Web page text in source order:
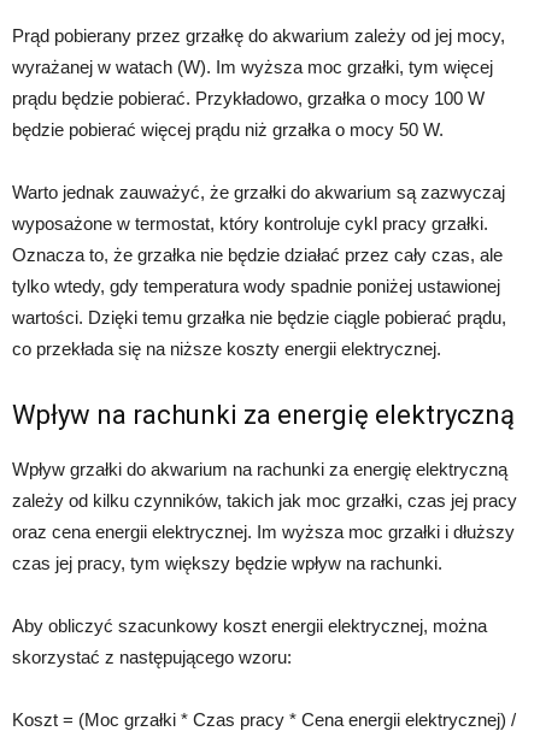
Prąd pobierany przez grzałkę do akwarium zależy od jej mocy,
wyrażanej w watach (W). Im wyższa moc grzałki, tym więcej
prądu będzie pobierać. Przykładowo, grzałka o mocy 100 W
będzie pobierać więcej prądu niż grzałka o mocy 50 W.
Warto jednak zauważyć, że grzałki do akwarium są zazwyczaj
wyposażone w termostat, który kontroluje cykl pracy grzałki.
Oznacza to, że grzałka nie będzie działać przez cały czas, ale
tylko wtedy, gdy temperatura wody spadnie poniżej ustawionej
wartości. Dzięki temu grzałka nie będzie ciągle pobierać prądu,
co przekłada się na niższe koszty energii elektrycznej.
Wpływ na rachunki za energię elektryczną
Wpływ grzałki do akwarium na rachunki za energię elektryczną
zależy od kilku czynników, takich jak moc grzałki, czas jej pracy
oraz cena energii elektrycznej. Im wyższa moc grzałki i dłuższy
czas jej pracy, tym większy będzie wpływ na rachunki.
Aby obliczyć szacunkowy koszt energii elektrycznej, można
skorzystać z następującego wzoru:
Koszt = (Moc grzałki * Czas pracy * Cena energii elektrycznej) /